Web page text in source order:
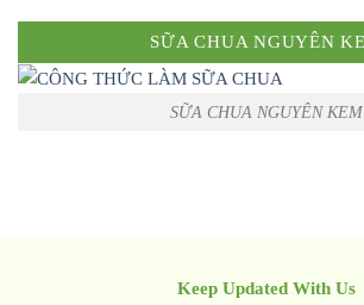
SỮA CHUA NGUYÊN
SỮA CHUA NGUYÊN KEM
Keep Updated With Us